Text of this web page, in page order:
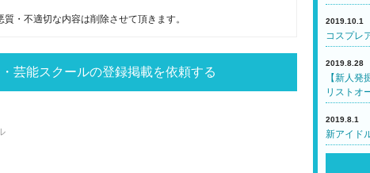
・不適切な内容は削除させて頂きます。
芸能スクールの登録掲載を依頼する
2019.10.1
コスプレ
2019.8.28
【新人
リストオ
2019.8.1
新アイド